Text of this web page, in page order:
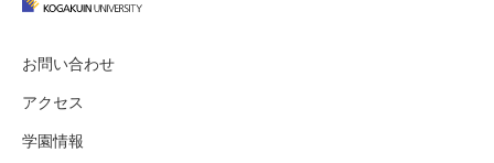
お問い合わせ
アクセス
学園情報